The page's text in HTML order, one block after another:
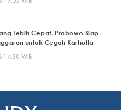
Lebih Cepat, Prabowo Siap
untuk Cegah Karhutla
WIB